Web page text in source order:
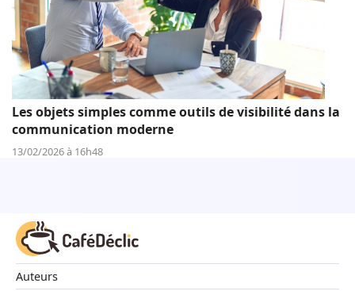
Les objets simples comme outils de visibilité dans la
communication moderne
13/02/2026 à 16h48
Auteurs